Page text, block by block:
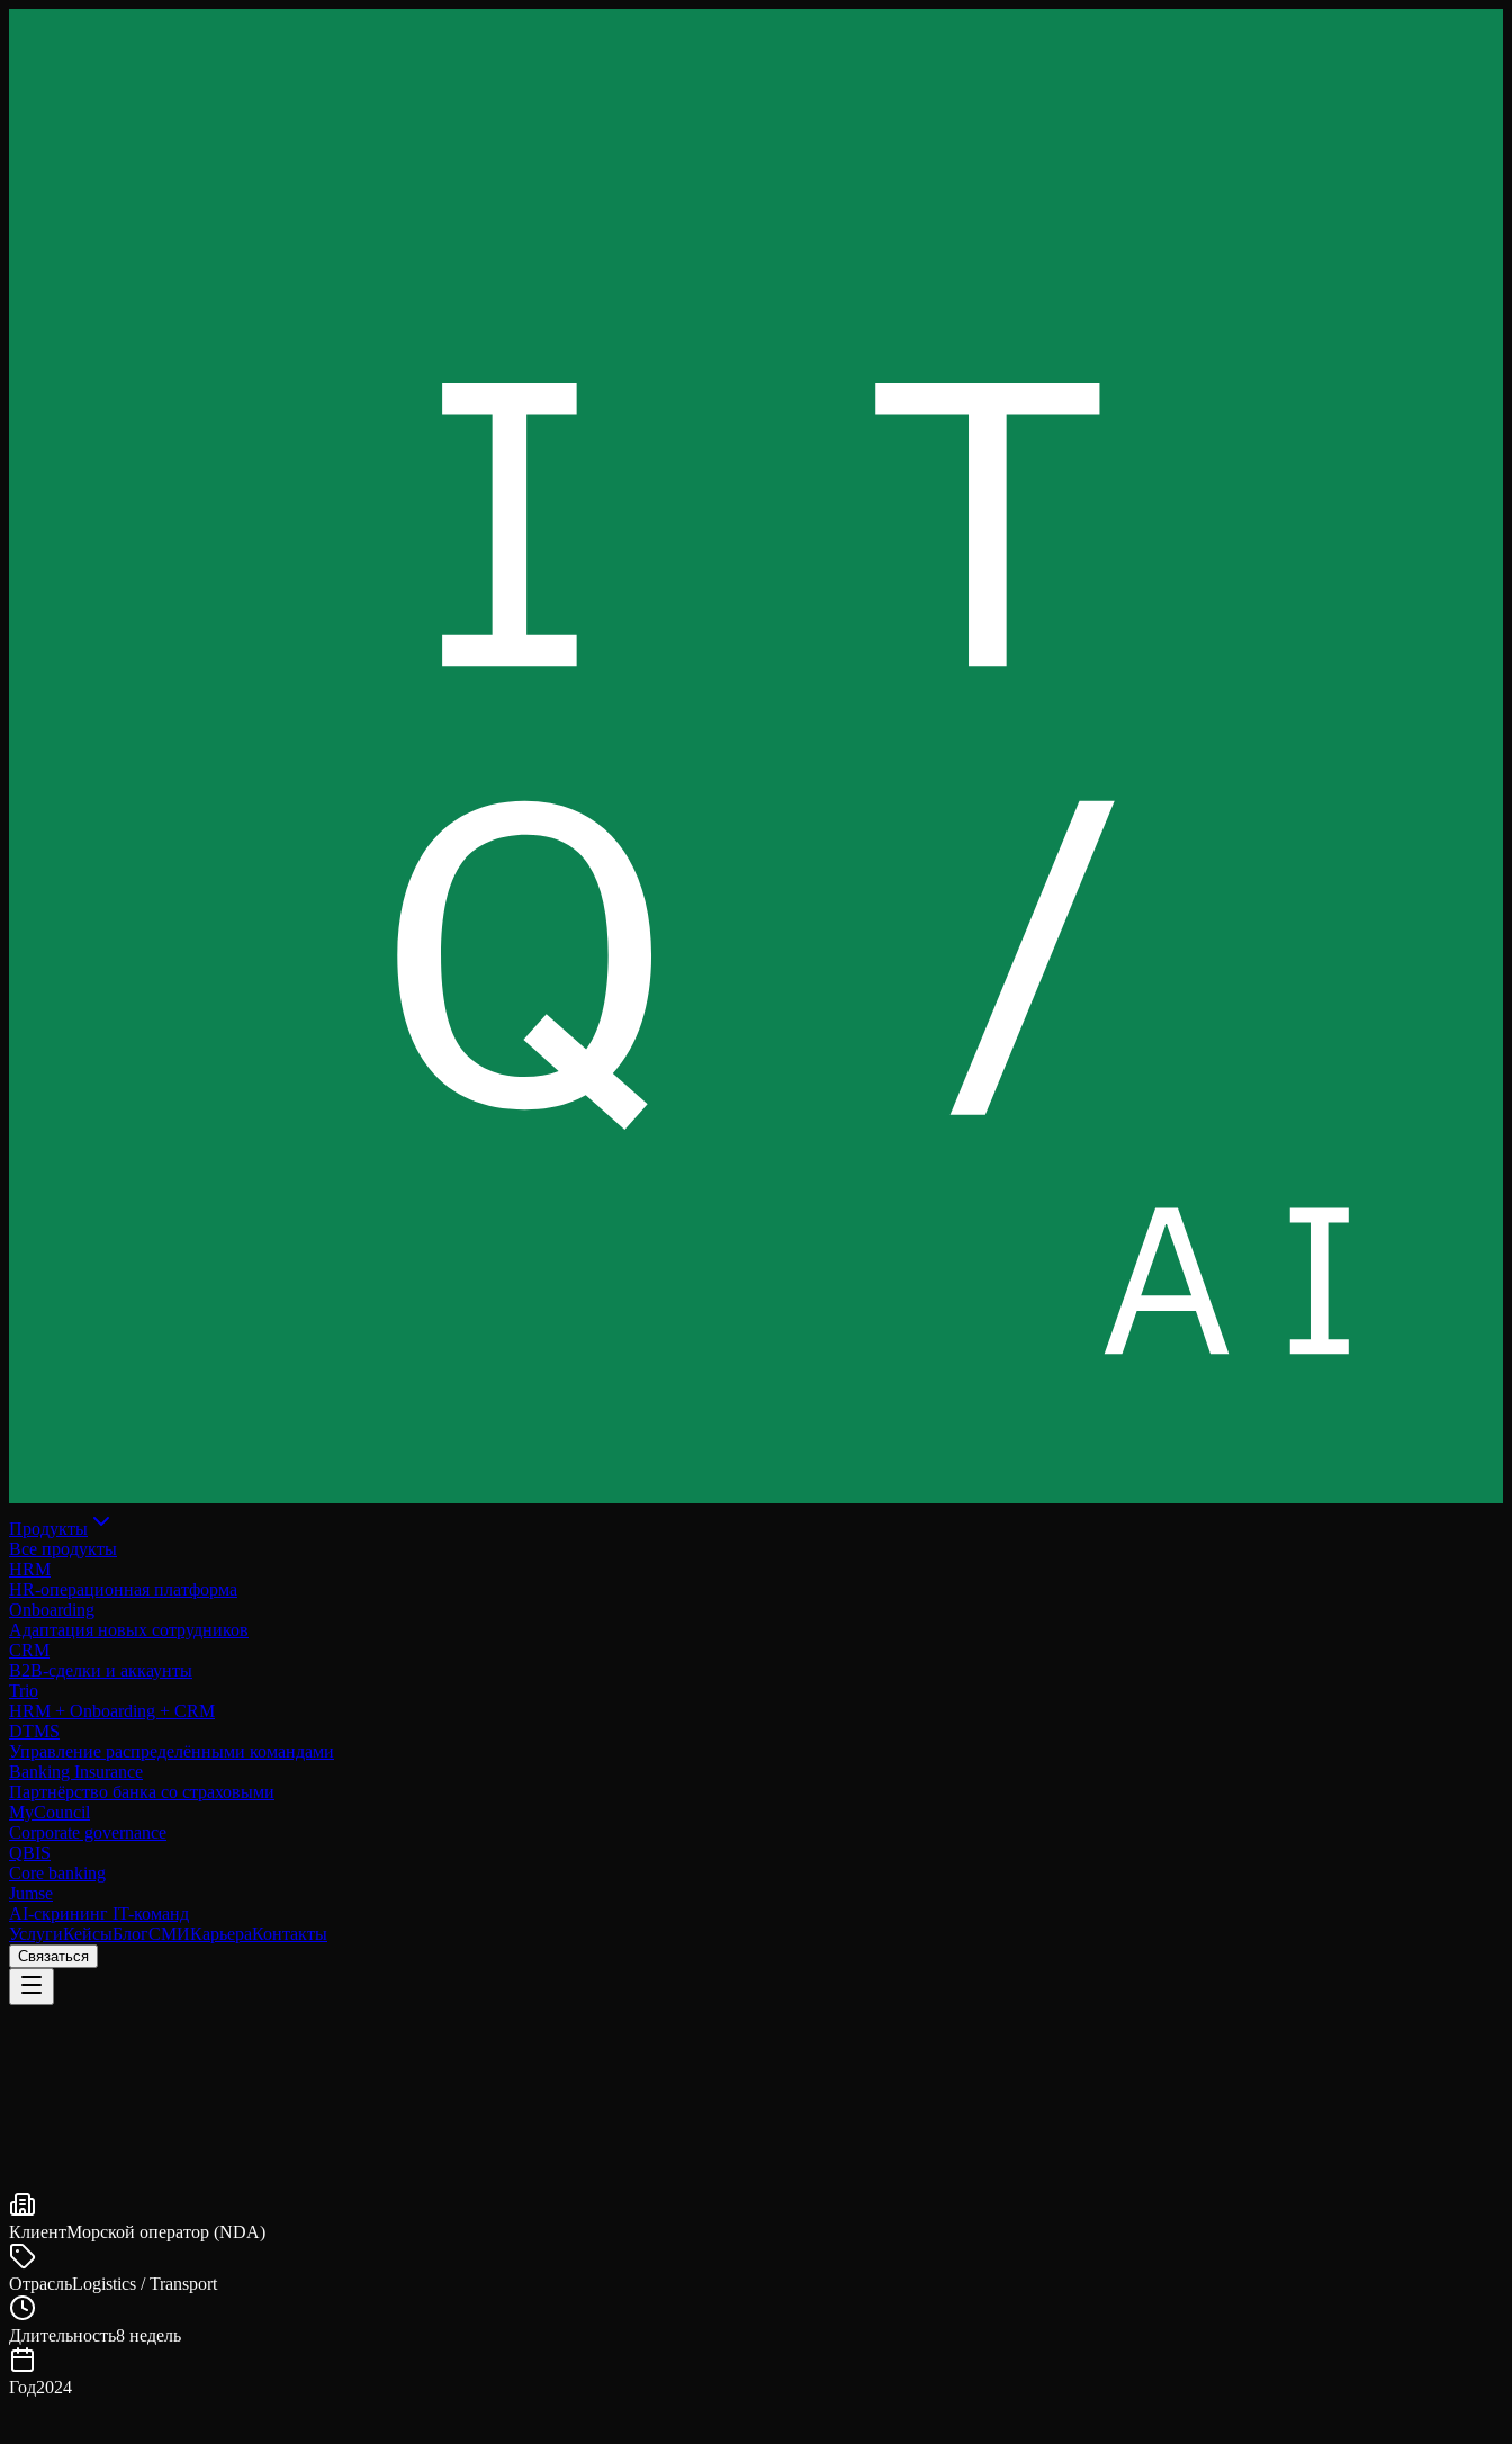
Продукты
Все продукты
HRM
HR-операционная платформа
Onboarding
Адаптация новых сотрудников
CRM
B2B-сделки и аккаунты
Trio
HRM + Onboarding + CRM
DTMS
Управление распределёнными командами
Banking Insurance
Партнёрство банка со страховыми
MyCouncil
Corporate governance
QBIS
Core banking
Jumse
AI-скрининг IT-команд
УслугиКейсыБлогСМИКарьераКонтакты
Связаться
КлиентМорской оператор (NDA)
ОтрасльLogistics / Transport
Длительность8 недель
Год2024